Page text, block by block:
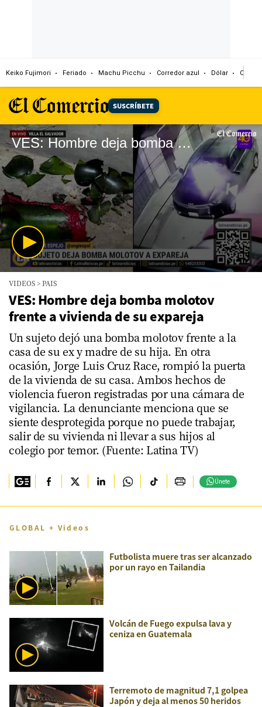
Keiko Fujimori Feriado Machu Picchu Corredor azul Dólar
SUSCRÍBETE
VES: Hombre deja bomba molotov frente a vivienda de su expareja
seconds
minutes,
seconds
VIDEOS >PAIS
VES: Hombre deja bomba molotov
frente a vivienda de su expareja
Un sujeto dejó una bomba molotov frente a la
casa de su ex y madre de su hija. En otra
ocasión, Jorge Luis Cruz Race, rompió la puerta
de la vivienda de su casa. Ambos hechos de
violencia fueron registradas por una cámara de
vigilancia. La denunciante menciona que se
siente desprotegida porque no puede trabajar,
salir de su vivienda ni llevar a sus hijos al
colegio por temor. (Fuente: Latina TV)
Únete
GLOBAL + Videos
Futbolista muere tras ser alcanzado
por un rayo en Tailandia
Volcán de Fuego expulsa lava y
ceniza en Guatemala
Terremoto de magnitud 7,1 golpea
Japón y deja al menos 50 heridos